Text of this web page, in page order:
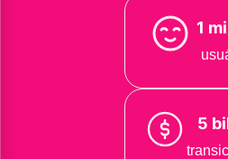
1
5